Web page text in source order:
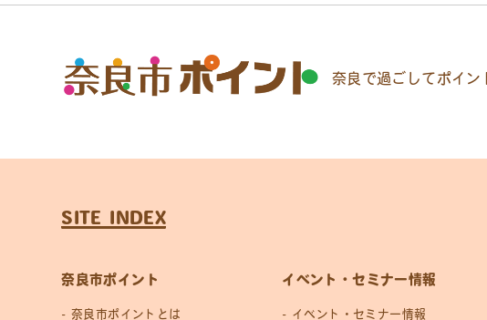
奈良で過ごしてポイン
SITE INDEX
奈良市ポイント
奈良市ポイントとは
イベント・セミナー情報
イベント・セミナー情報